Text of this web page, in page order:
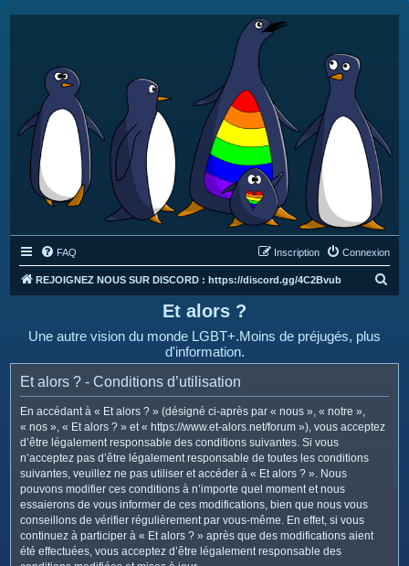
FAQ Connexion
Inscription
REJOIGNEZ NOUS SUR DISCORD : https://discord.gg/4C2Bvub
e
Et alors ?
Une autre vision du monde LGBT+.Moins de préjugés, plus
d'information.
Et alors ? - Conditions d’utilisation
En accédant à « Et alors ? » (désigné ci-après par « nous », « notre »,
« nos », « Et alors ? » et « https://www.et-alors.net/forum »), vous acceptez
d’être légalement responsable des conditions suivantes. Si vous
n’acceptez pas d’être légalement responsable de toutes les conditions
suivantes, veuillez ne pas utiliser et accéder à « Et alors ? ». Nous
pouvons modifier ces conditions à n’importe quel moment et nous
essaierons de vous informer de ces modifications, bien que nous vous
conseillons de vérifier régulièrement par vous-même. En effet, si vous
continuez à participer à « Et alors ? » après que des modifications aient
été effectuées, vous acceptez d’être légalement responsable des